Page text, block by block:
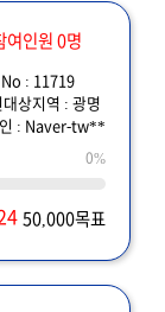
여인원 0명
No : 11719
대상지역 : 광명
: Naver-tw**
0%
50,000목표